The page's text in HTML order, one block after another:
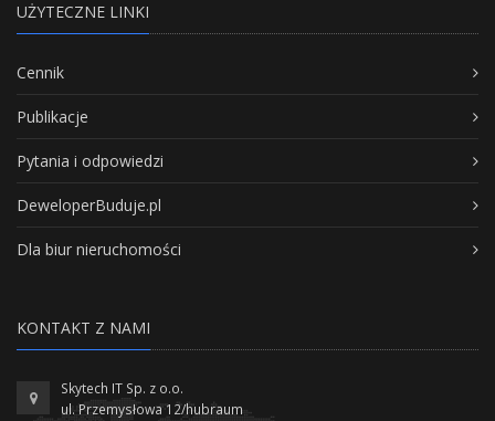
UŻYTECZNE LINKI
Cennik
Publikacje
Pytania i odpowiedzi
DeweloperBuduje.pl
Dla biur nieruchomości
KONTAKT Z NAMI
Skytech IT Sp. z o.o.
ul. Przemysłowa 12/hubraum